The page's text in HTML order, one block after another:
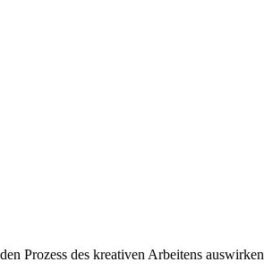
Prozess des kreativen Arbeitens